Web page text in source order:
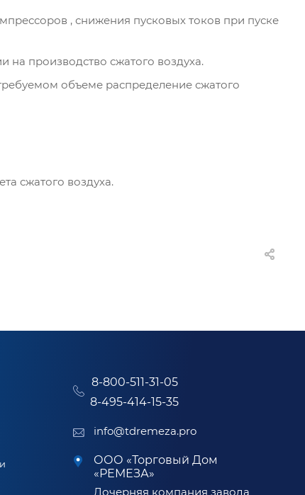
, снижения пусковых токов при пуске
на производство сжатого воздуха.
объеме распределение сжатого
сжатого воздуха.
8-800-511-31-05
8-495-414-15-35
info@tdremeza.pro
ООО «Торговый Дом
«РЕМЕЗА»
Дочерняя компания завода